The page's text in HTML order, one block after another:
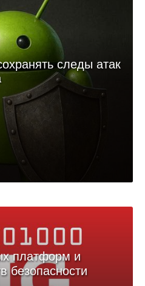
следы атак
платформ и
безопасности